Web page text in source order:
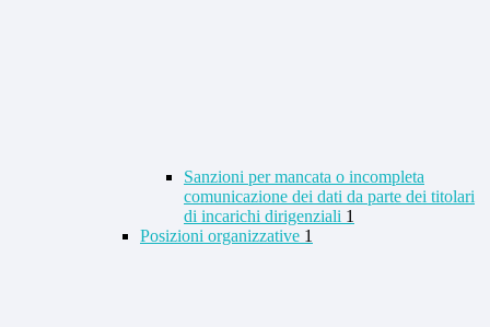
Sanzioni per mancata o incompleta
comunicazione dei dati da parte dei titolari
di incarichi dirigenziali 1
Posizioni organizzative 1